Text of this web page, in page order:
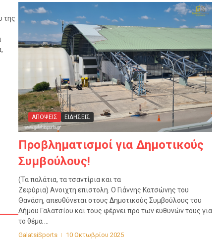
της
ΑΠΟΨΕΙΣ ΕΙΔΗΣΕΙΣ
Προβληματισμοί για Δημοτικούς
Συμβούλους!
(Τα παλάτια, τα τσαντίρια και τα
Ζεφύρια) Ανοιχτη επιστολη. Ο Γιάννης Κατσώνης του
Θανάση, απευθύνεται στους Δημοτικούς Συμβούλους του
Δήμου Γαλατσίου και τους φέρνει προ των ευθυνών τους για
το θέμα ...
GalatsiSports 10 Οκτωβρίου 2025